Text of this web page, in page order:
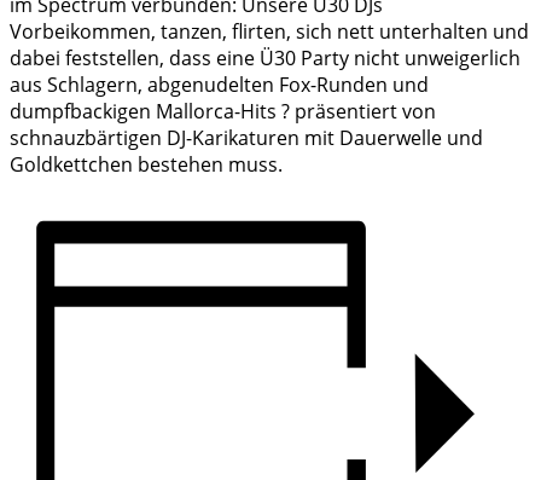
Vorbeikommen, tanzen, flirten, sich nett unterhalten und
dabei feststellen, dass eine Ü30 Party nicht unweigerlich
aus Schlagern, abgenudelten Fox-Runden und
dumpfbackigen Mallorca-Hits ? präsentiert von
schnauzbärtigen DJ-Karikaturen mit Dauerwelle und
Goldkettchen bestehen muss.